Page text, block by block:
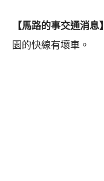
【馬路的事交通消息】
園的快線有壞車。